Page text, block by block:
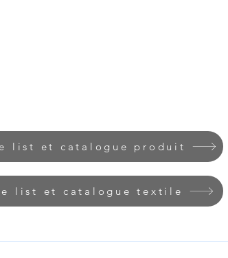
list et catalogue produit
list et catalogue textile